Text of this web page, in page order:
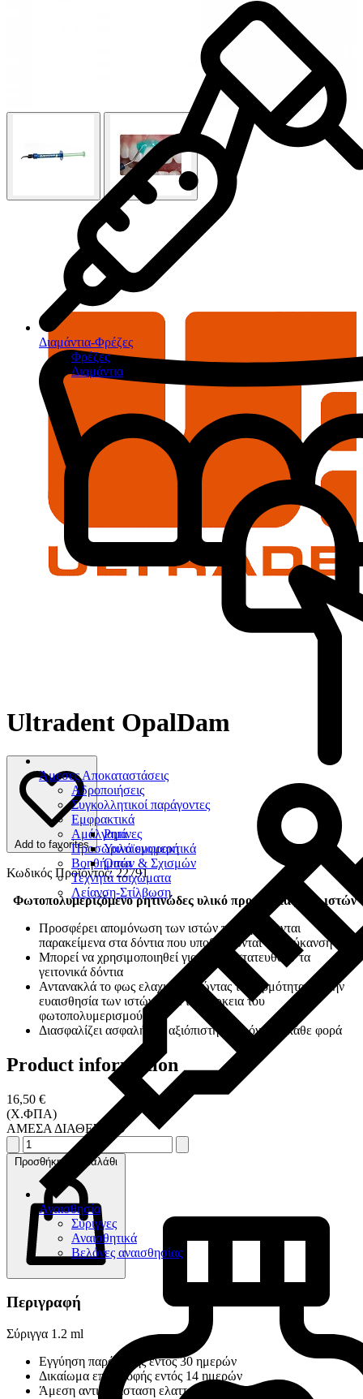
Διαμάντια-Φρέζες
Φρέζες
Διαμάντια
Άμεσες Αποκαταστάσεις
Αδροποιήσεις
Συγκολλητικοί παράγοντες
Εμφρακτικά
Ρητίνες
Υαλοϊονομερή
Οπών & Σχισμών
Αμάλγαμα
Προσωρινά εμφρακτικά
Βοηθήματα
Τεχνητά τοιχώματα
Λείανση-Στίλβωση
Αναισθησία
Σύριγγες
Αναισθητικά
Βελόνες αναισθησίας
Ultradent OpalDam
Add to favorites
Κωδικός Προϊόντος: 22791
Φωτοπολυμεριζόμενο ρητινώδες υλικό προστασίας των ιστών
Προσφέρει απομόνωση των ιστών που βρίσκονται
παρακείμενα στα δόντια που υποβάλλονται σε λεύκανση
Μπορεί να χρησιμοποιηθεί για να προστατευθούν τα
γειτονικά δόντια
Αντανακλά το φως ελαχιστοποιώντας τη θερμότητα και την
ευαισθησία των ιστών κατά τη διάρκεια του
φωτοπολυμερισμού
Διασφαλίζει ασφαλή και αξιόπιστη απομόνωση κάθε φορά
Product information
16,50 €
(Χ.ΦΠΑ)
ΑΜΕΣΑ ΔΙΑΘΕΣΙΜΟ
Προσθήκη στο καλάθι
Περιγραφή
Σύριγγα 1.2 ml
Εγγύηση παράδοσης εντός 30 ημερών
Δικαίωμα επιστροφής εντός 14 ημερών
Άμεση αντικατάσταση ελαττωματικών προϊόντων